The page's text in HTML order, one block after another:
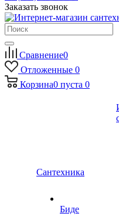
Заказать звонок
Сравнение0
Отложенные 0
Корзина0 пуста 0
Сантехника
Биде